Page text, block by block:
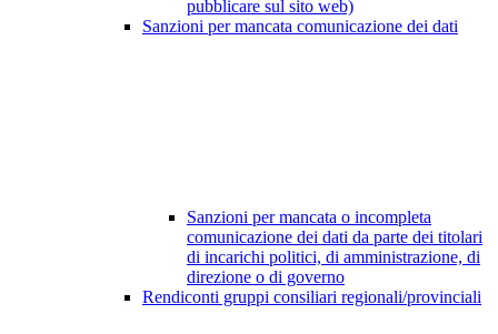
pubblicare sul sito web)
Sanzioni per mancata comunicazione dei dati
Sanzioni per mancata o incompleta
comunicazione dei dati da parte dei titolari
di incarichi politici, di amministrazione, di
direzione o di governo
Rendiconti gruppi consiliari regionali/provinciali